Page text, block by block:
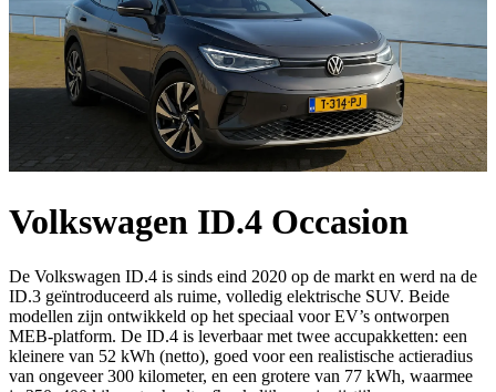
Volkswagen ID.4 Occasion
De Volkswagen ID.4 is sinds eind 2020 op de markt en werd na de
ID.3 geïntroduceerd als ruime, volledig elektrische SUV. Beide
modellen zijn ontwikkeld op het speciaal voor EV’s ontworpen
MEB-platform. De ID.4 is leverbaar met twee accupakketten: een
kleinere van 52 kWh (netto), goed voor een realistische actieradius
van ongeveer 300 kilometer, en een grotere van 77 kWh, waarmee